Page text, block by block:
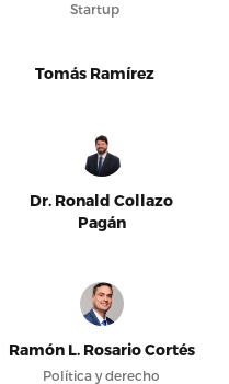
Startup
Tomás Ramírez
Dr. Ronald Collazo
Pagán
Ramón L. Rosario Cortés
Política y derecho